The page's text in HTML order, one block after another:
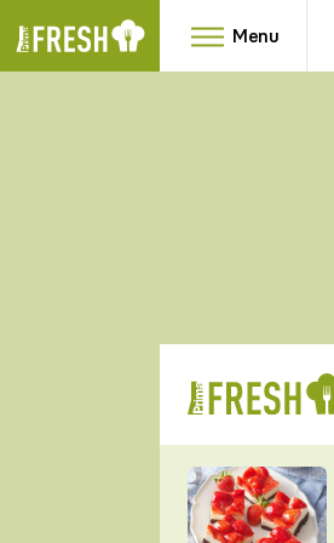
Menu
RYCHLOVKY